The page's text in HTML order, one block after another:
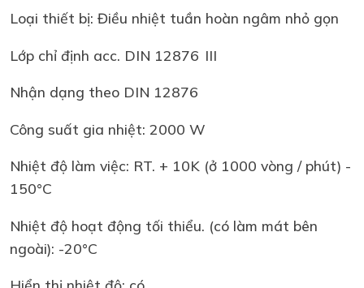
Loại thiết bị: Điều nhiệt tuần hoàn ngâm nhỏ gọn
Lớp chỉ định acc. DIN 12876 III
Nhận dạng theo DIN 12876
Công suất gia nhiệt: 2000 W
Nhiệt độ làm việc: RT. + 10K (ở 1000 vòng / phút) -
150°C
Nhiệt độ hoạt động tối thiểu. (có làm mát bên
ngoài): -20°C